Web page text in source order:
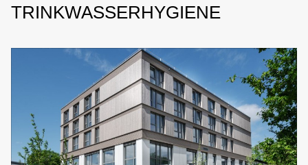
TRINKWASSERHYGIENE